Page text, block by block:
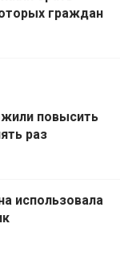
граждан
повысить
раз
использовала